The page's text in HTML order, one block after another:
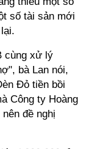
số tài sản mới
cùng xử lý
bà Lan nói,
Đỏ tiền bồi
Công ty Hoàng
đề nghị